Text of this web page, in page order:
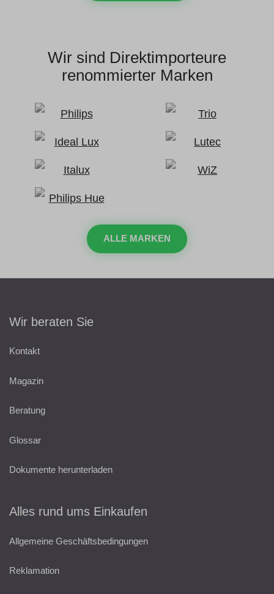
Wir sind Direktimporteure
renommierter Marken
ALLE MARKEN
Wir beraten Sie
Kontakt
Magazin
Beratung
Glossar
Dokumente herunterladen
Alles rund ums Einkaufen
Allgemeine Geschäftsbedingungen
Reklamation